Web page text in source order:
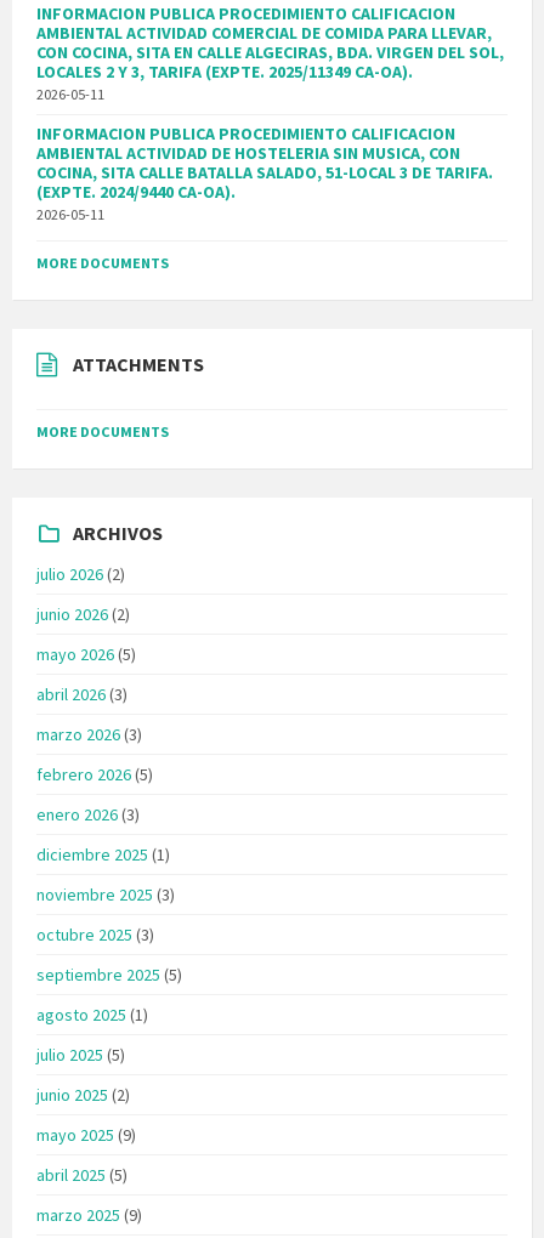
INFORMACION PUBLICA PROCEDIMIENTO CALIFICACION
AMBIENTAL ACTIVIDAD COMERCIAL DE COMIDA PARA LLEVAR,
CON COCINA, SITA EN CALLE ALGECIRAS, BDA. VIRGEN DEL SOL,
LOCALES 2 Y 3, TARIFA (EXPTE. 2025/11349 CA-OA).
2026-05-11
INFORMACION PUBLICA PROCEDIMIENTO CALIFICACION
AMBIENTAL ACTIVIDAD DE HOSTELERIA SIN MUSICA, CON
COCINA, SITA CALLE BATALLA SALADO, 51-LOCAL 3 DE TARIFA.
(EXPTE. 2024/9440 CA-OA).
2026-05-11
MORE DOCUMENTS
ATTACHMENTS
MORE DOCUMENTS
ARCHIVOS
julio 2026(2)
junio 2026(2)
mayo 2026(5)
abril 2026(3)
marzo 2026(3)
febrero 2026(5)
enero 2026(3)
diciembre 2025 (1)
noviembre 2025 (3)
octubre 2025 (3)
septiembre 2025 (5)
agosto 2025 (1)
julio 2025 (5)
junio 2025 (2)
mayo 2025 (9)
abril 2025 (5)
marzo 2025 (9)